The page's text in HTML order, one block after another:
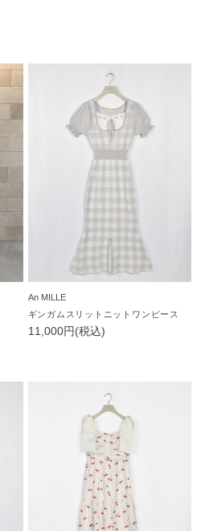
An MILLE
ギンガムスリットニットワンピース
11,000円(税込)